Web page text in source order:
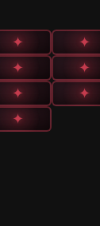
✦
✦
✦
✦
✦
✦
✦